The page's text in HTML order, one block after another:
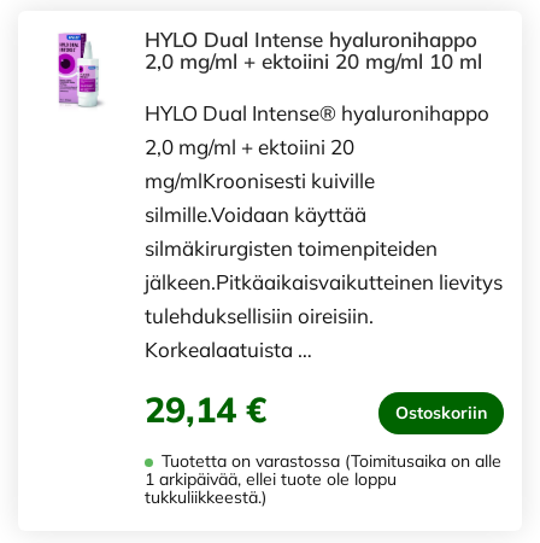
HYLO Dual Intense hyaluronihappo
2,0 mg/ml + ektoiini 20 mg/ml 10 ml
HYLO Dual Intense® hyaluronihappo
2,0 mg/ml + ektoiini 20
mg/mlKroonisesti kuiville
silmille.Voidaan käyttää
silmäkirurgisten toimenpiteiden
jälkeen.Pitkäaikaisvaikutteinen lievitys
tulehduksellisiin oireisiin.
Korkealaatuista …
29,14 € Ostoskoriin
Tuotetta on varastossa (Toimitusaika on alle
1 arkipäivää, ellei tuote ole loppu
tukkuliikkeestä.)